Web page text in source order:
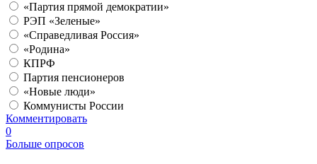
«Партия прямой демократии»
РЭП «Зеленые»
«Справедливая Россия»
«Родина»
КПРФ
Партия пенсионеров
«Новые люди»
Коммунисты России
Комментировать
0
Больше опросов